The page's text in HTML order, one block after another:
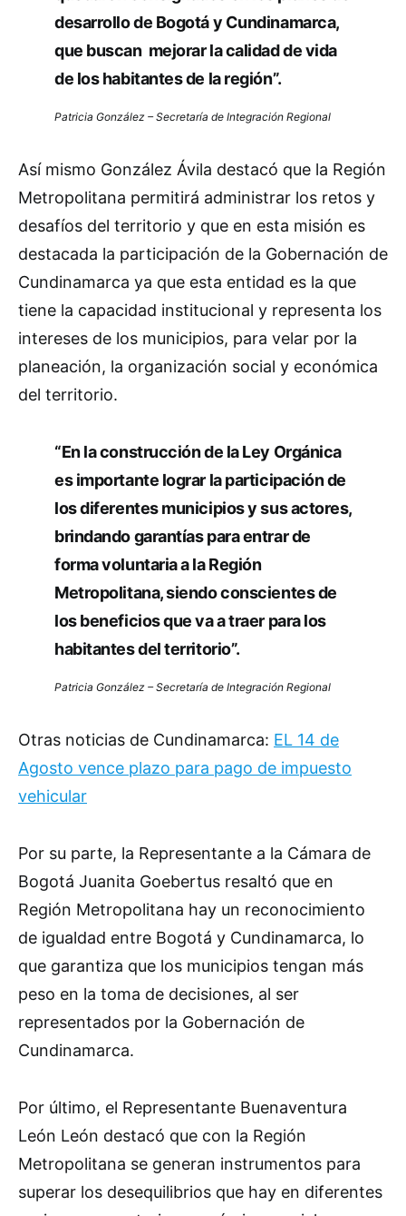
desarrollo de Bogotá y Cundinamarca,
que buscan mejorar la calidad de vida
de los habitantes de la región”.
Patricia González – Secretaría de Integración Regional
Así mismo González Ávila destacó que la Región
Metropolitana permitirá administrar los retos y
desafíos del territorio y que en esta misión es
destacada la participación de la Gobernación de
Cundinamarca ya que esta entidad es la que
tiene la capacidad institucional y representa los
intereses de los municipios, para velar por la
planeación, la organización social y económica
del territorio.
“En la construcción de la Ley Orgánica
es importante lograr la participación de
los diferentes municipios y sus actores,
brindando garantías para entrar de
forma voluntaria a la Región
Metropolitana, siendo conscientes de
los beneficios que va a traer para los
habitantes del territorio”.
Patricia González – Secretaría de Integración Regional
Otras noticias de Cundinamarca: EL 14 de
Agosto vence plazo para pago de impuesto
vehicular
Por su parte, la Representante a la Cámara de
Bogotá Juanita Goebertus resaltó que en
Región Metropolitana hay un reconocimiento
de igualdad entre Bogotá y Cundinamarca, lo
que garantiza que los municipios tengan más
peso en la toma de decisiones, al ser
representados por la Gobernación de
Cundinamarca.
Por último, el Representante Buenaventura
León León destacó que con la Región
Metropolitana se generan instrumentos para
superar los desequilibrios que hay en diferentes